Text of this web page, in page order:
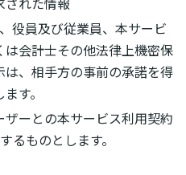
役員及び従業員、本サービ
会計士その他法律上機密保
、相手方の事前の承諾を得
す。
ーとの本サービス利用契約
るものとします。